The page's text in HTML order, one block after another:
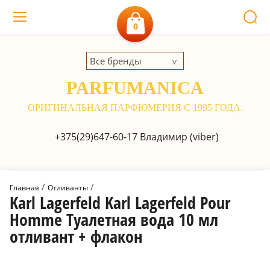
0
+375(29)647-60-17Владимир (viber)
Все бренды
PARFUMANICA
ОРИГИНАЛЬНАЯ ПАРФЮМЕРИЯ С 1995 ГОДА.
Главная / Отливанты /
Karl Lagerfeld Karl Lagerfeld Pour
Homme Туалетная вода 10 мл
отливант + флакон